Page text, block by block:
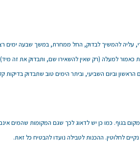
עליה להמשיך לבדוק, החל ממחרת, במשך שבעה ימים
כאמור למעלה (רק שאין להשאירו שם, ותבדוק את זה
וביום השביעי, וביתר הימים טוב שתבדוק בדיקות
בגוף. כמו כן יש לדאוג לכך שגם המקומות שהמים
לחלוטין. ההכנות לטבילה נועדו להבטיח כל זאת.